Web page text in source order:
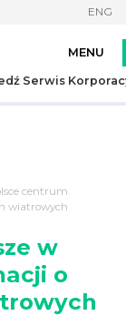
ENG
Serwis
centrum
wiatrowych
w
o